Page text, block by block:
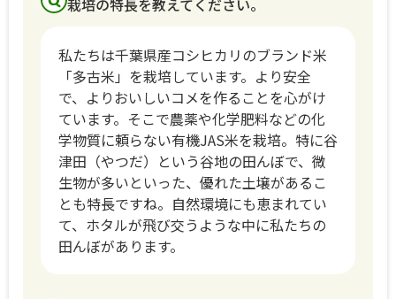
私たちは千葉県産コシヒカリのブランド米
「多古米」を栽培しています。より安全
で、よりおいしいコメを作ることを心がけ
ています。そこで農薬や化学肥料などの化
学物質に頼らない有機JAS米を栽培。特に谷
津田（やつだ）という谷地の田んぼで、微
生物が多いといった、優れた土壌があるこ
とも特長ですね。自然環境にも恵まれてい
て、ホタルが飛び交うような中に私たちの
田んぼがあります。